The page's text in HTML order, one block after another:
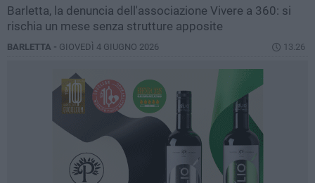
Barletta, la denuncia dell'associazione Vivere a 360: si
rischia un mese senza strutture apposite
BARLETTA - GIOVEDÌ 4 GIUGNO 2026 13.26